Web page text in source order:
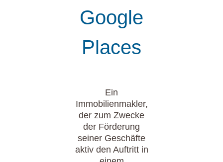
Google
Places
Ein
Immobilienmakler,
der zum Zwecke
der Förderung
seiner Geschäfte
aktiv den Auftritt in